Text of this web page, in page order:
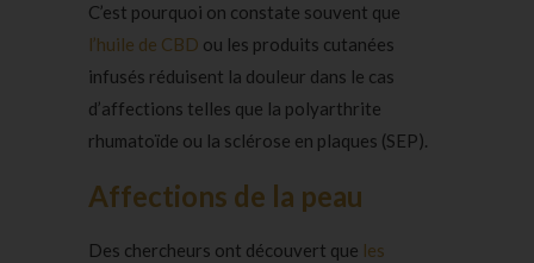
C’est pourquoi on constate souvent que
l’huile de CBD ou les produits cutanées
infusés réduisent la douleur dans le cas
d’affections telles que la polyarthrite
rhumatoïde ou la sclérose en plaques (SEP).
Affections de la peau
Des chercheurs ont découvert que les